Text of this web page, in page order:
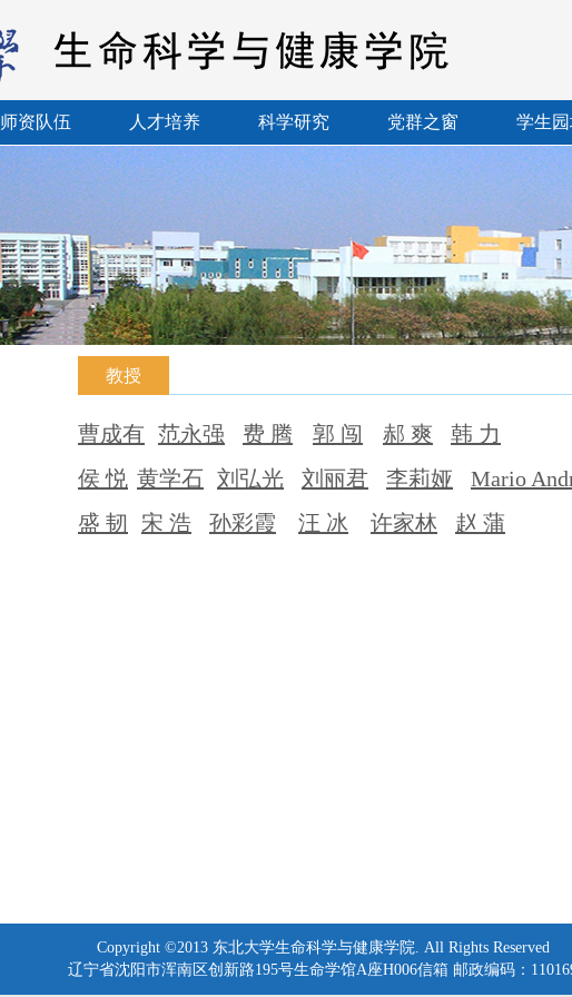
师资队伍 人才培养 科学研究 党群之窗 学生
教授
曹成有 范永强 费 腾 郭 闯 郝 爽 韩 力
侯悦 黄学石 刘弘光 刘丽君 李莉娅
Mario
盛 韧 宋 浩 孙彩霞 汪 冰 许家林 赵 蒲
Copyright ©2013 东北大学生命科学与健康学院. All Rights Reserved
辽宁省沈阳市浑南区创新路195号生命学馆A座H006信箱 邮政编码：